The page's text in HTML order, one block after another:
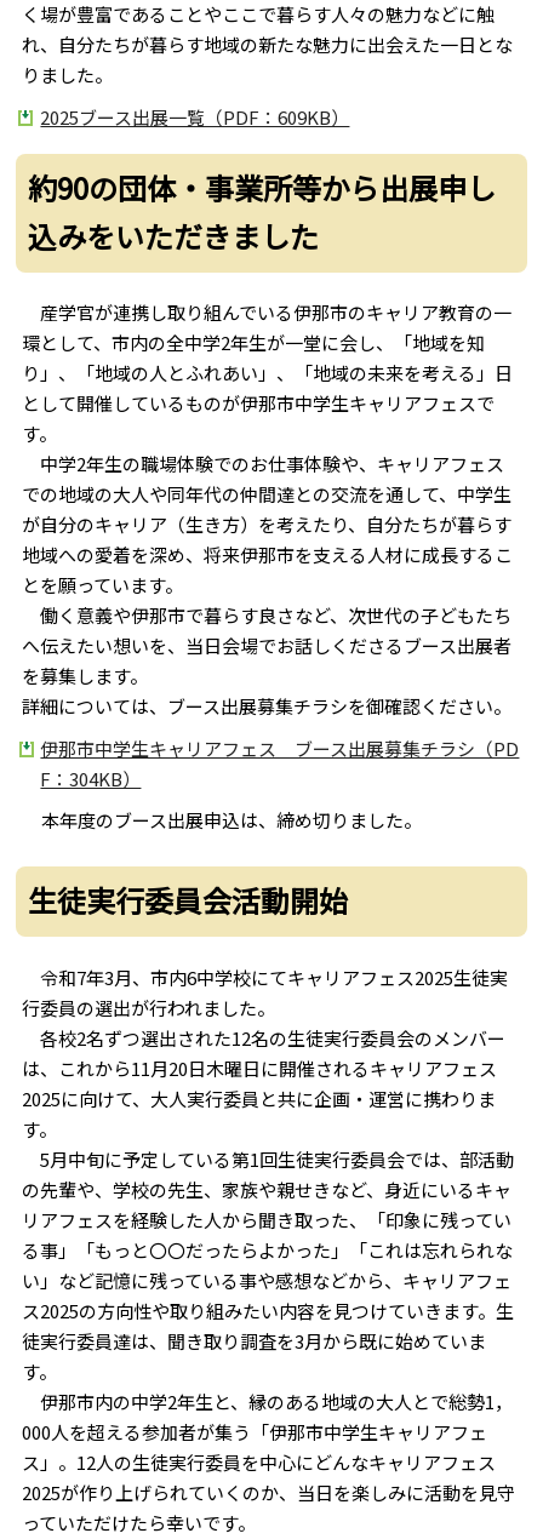
く場が豊富であることやここで暮らす人々の魅力などに触
れ、自分たちが暮らす地域の新たな魅力に出会えた一日とな
りました。
2025ブース出展一覧（PDF：609KB）
約90の団体・事業所等から出展申し
込みをいただきました
産学官が連携し取り組んでいる伊那市のキャリア教育の一
環として、市内の全中学2年生が一堂に会し、「地域を知
り」、「地域の人とふれあい」、「地域の未来を考える」日
として開催しているものが伊那市中学生キャリアフェスで
す。
中学2年生の職場体験でのお仕事体験や、キャリアフェス
での地域の大人や同年代の仲間達との交流を通して、中学生
が自分のキャリア（生き方）を考えたり、自分たちが暮らす
地域への愛着を深め、将来伊那市を支える人材に成長するこ
とを願っています。
働く意義や伊那市で暮らす良さなど、次世代の子どもたち
へ伝えたい想いを、当日会場でお話しくださるブース出展者
を募集します。
詳細については、ブース出展募集チラシを御確認ください。
伊那市中学生キャリアフェス ブース出展募集チラシ（PD
F：304KB）
本年度のブース出展申込は、締め切りました。
生徒実行委員会活動開始
令和7年3月、市内6中学校にてキャリアフェス2025生徒実
行委員の選出が行われました。
各校2名ずつ選出された12名の生徒実行委員会のメンバー
は、これから11月20日木曜日に開催されるキャリアフェス
2025に向けて、大人実行委員と共に企画・運営に携わりま
す。
5月中旬に予定している第1回生徒実行委員会では、部活動
の先輩や、学校の先生、家族や親せきなど、身近にいるキャ
リアフェスを経験した人から聞き取った、「印象に残ってい
る事」「もっと〇〇だったらよかった」「これは忘れられな
い」など記憶に残っている事や感想などから、キャリアフェ
ス2025の方向性や取り組みたい内容を見つけていきます。生
徒実行委員達は、聞き取り調査を3月から既に始めていま
す。
伊那市内の中学2年生と、縁のある地域の大人とで総勢1，
000人を超える参加者が集う「伊那市中学生キャリアフェ
ス」。12人の生徒実行委員を中心にどんなキャリアフェス
2025が作り上げられていくのか、当日を楽しみに活動を見守
っていただけたら幸いです。